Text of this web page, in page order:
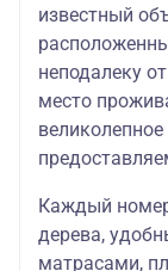
известный
неподалеку
место
Каждый
дерева,
матрасами,